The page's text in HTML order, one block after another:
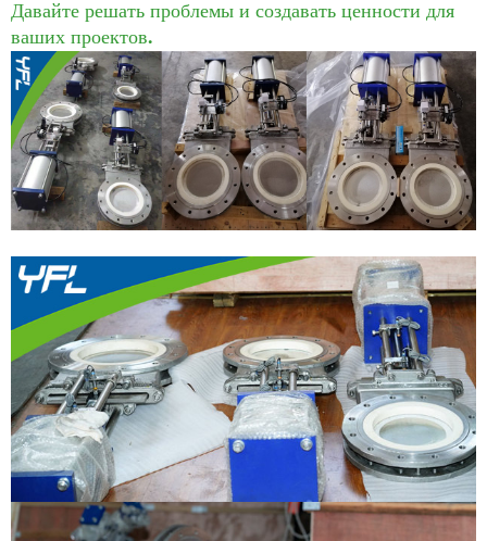
Давайте решать проблемы и создавать ценности для
ваших проектов.